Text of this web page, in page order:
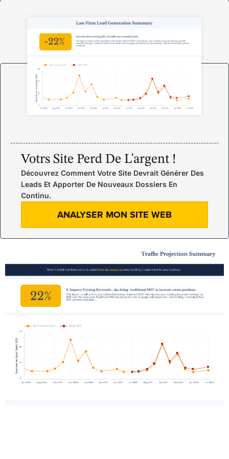
Votrs Site Perd De L'argent !
Découvrez Comment Votre Site Devrait Générer Des
Leads Et Apporter De Nouveaux Dossiers En
Continu.
ANALYSER MON SITE WEB